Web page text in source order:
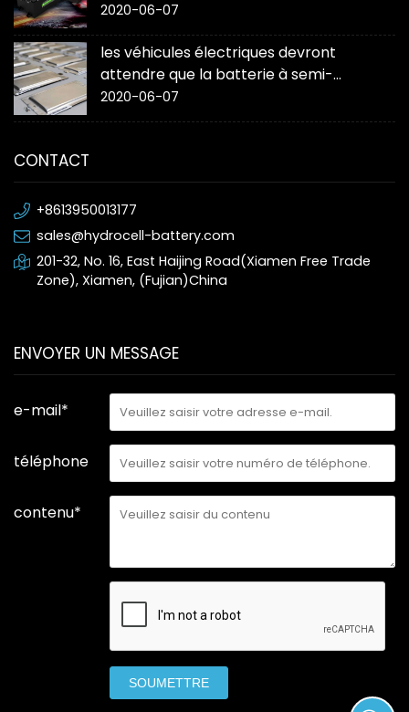
2020-06-07
les véhicules électriques devront
attendre que la batterie à semi-
conducteurs « change la donne »
2020-06-07
CONTACT
+8613950013177
sales@hydrocell-battery.com
201-32, No. 16, East Haijing Road(Xiamen Free Trade
Zone), Xiamen, (Fujian)China
ENVOYER UN MESSAGE
e-mail*
téléphone
contenu*
SOUMETTRE